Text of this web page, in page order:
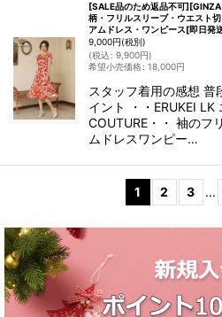
[SALE品のため返品不可
柄・フリルスリーブ・ウエスト
アムドレス・ワンピース[即日発
9,000円(税別)
(税込 : 9,900円)
希望小売価格: 18,000円
スタッフ着用の感想 普
イント ・・ERUKEI
COUTURE・・ 袖のフ
ムドレスワンピー…
1 2 3 ...